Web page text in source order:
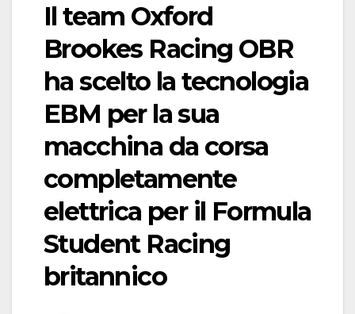
Il team Oxford
Brookes Racing OBR
ha scelto la tecnologia
EBM per la sua
macchina da corsa
completamente
elettrica per il Formula
Student Racing
britannico